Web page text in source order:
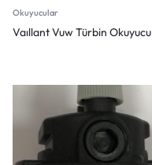
Okuyucular
Vaıllant Vuw Türbin Okuyucu